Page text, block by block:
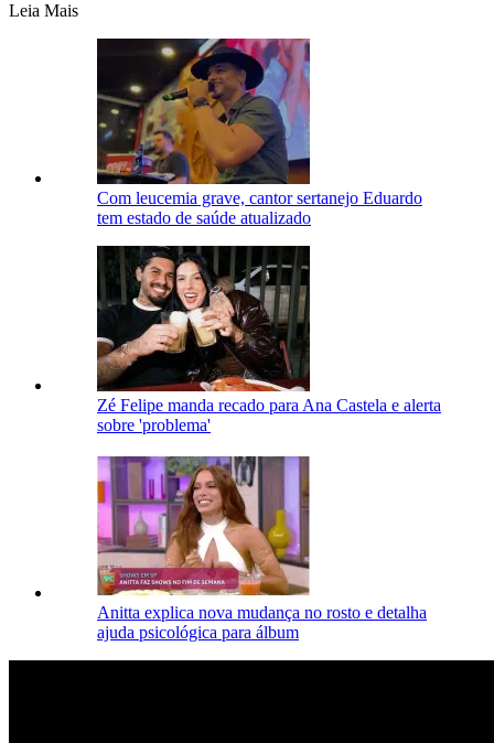
Leia Mais
Com leucemia grave, cantor sertanejo Eduardo
tem estado de saúde atualizado
Zé Felipe manda recado para Ana Castela e alerta
sobre 'problema'
Anitta explica nova mudança no rosto e detalha
ajuda psicológica para álbum